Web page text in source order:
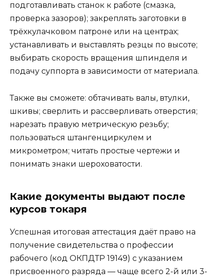
подготавливать станок к работе (смазка,
проверка зазоров); закреплять заготовки в
трёхкулачковом патроне или на центрах;
устанавливать и выставлять резцы по высоте;
выбирать скорость вращения шпинделя и
подачу суппорта в зависимости от материала.
Также вы сможете: обтачивать валы, втулки,
шкивы; сверлить и рассверливать отверстия;
нарезать правую метрическую резьбу;
пользоваться штангенциркулем и
микрометром; читать простые чертежи и
понимать знаки шероховатости.
Какие документы выдают после
курсов токаря
Успешная итоговая аттестация даёт право на
получение свидетельства о профессии
рабочего (код ОКПДТР 19149) с указанием
присвоенного разряда — чаще всего 2-й или 3-